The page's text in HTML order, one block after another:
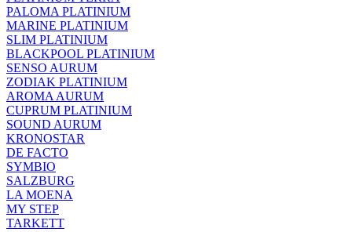
PALOMA PLATINIUM
MARINE PLATINIUM
SLIM PLATINIUM
BLACKPOOL PLATINIUM
SENSO AURUM
ZODIAK PLATINIUM
AROMA AURUM
CUPRUM PLATINIUM
SOUND AURUM
KRONOSTAR
DE FACTO
SYMBIO
SALZBURG
LA MOENA
MY STEP
TARKETT